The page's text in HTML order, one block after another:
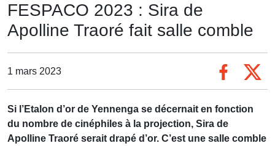
FESPACO 2023 : Sira de
Apolline Traoré fait salle comble
1 mars 2023
Si l’Etalon d’or de Yennenga se décernait en fonction
du nombre de cinéphiles à la projection, Sira de
Apolline Traoré serait drapé d’or. C’est une salle comble